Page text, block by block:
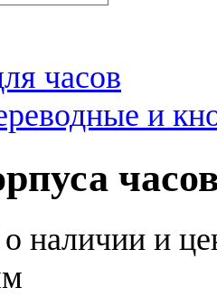
часов
и
наличии и